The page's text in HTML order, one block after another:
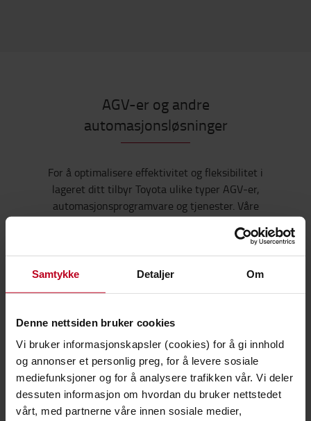
Samtykke Detaljer Om
Denne nettsiden bruker cookies
Vi bruker informasjonskapsler (cookies) for å gi innhold
og annonser et personlig preg, for å levere sosiale
mediefunksjoner og for å analysere trafikken vår. Vi deler
dessuten informasjon om hvordan du bruker nettstedet
vårt, med partnerne våre innen sosiale medier,
AGV-er og andre
automasjonsløsninger
For å optimalisere effektivitet og fleksibilitet i
lageret ditt tilbyr Toyota ulike typer AGV-er,
automasjonsprogramvare og tjenester. Våre
din eksisterende infrastruktur, som for eksempel
lagerstyringssystemet ditt. De støtter deg gjennom
hele din automatiseringsreise innen
Automasjonsprogramvare
Pålitelig support Automasjonsprosjektledelse
Toyotas
Semiautomatisert
shuttle